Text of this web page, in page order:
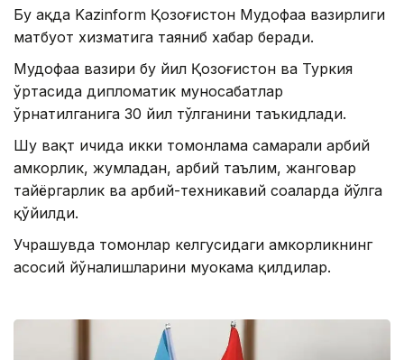
Бу ҳақда Kazinform Қозоғистон Мудофаа вазирлиги
матбуот хизматига таяниб хабар беради.
Мудофаа вазири бу йил Қозоғистон ва Туркия
ўртасида дипломатик муносабатлар
ўрнатилганига 30 йил тўлганини таъкидлади.
Шу вақт ичида икки томонлама самарали ҳарбий
ҳамкорлик, жумладан, ҳарбий таълим, жанговар
тайёргарлик ва ҳарбий-техникавий соҳаларда йўлга
қўйилди.
Учрашувда томонлар келгусидаги ҳамкорликнинг
асосий йўналишларини муҳокама қилдилар.